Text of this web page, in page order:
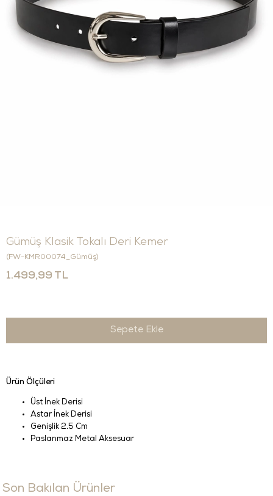
Gümüş Klasik Tokalı Deri Kemer
(FW-KMR00074_Gümüş)
1.499,99 TL
Ürün Ölçüleri
Üst İnek Derisi
Astar İnek Derisi
Genişlik 2.5 Cm
Paslanmaz Metal Aksesuar
Son Bakılan Ürünler